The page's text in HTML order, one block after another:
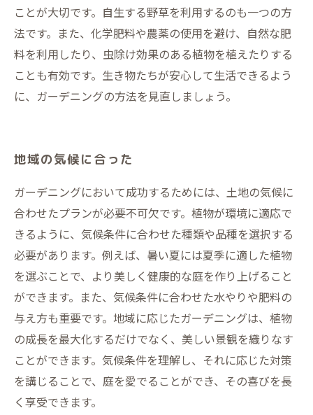
ことが大切です。自生する野草を利用するのも一つの方
法です。また、化学肥料や農薬の使用を避け、自然な肥
料を利用したり、虫除け効果のある植物を植えたりする
ことも有効です。生き物たちが安心して生活できるよう
に、ガーデニングの方法を見直しましょう。
地域の気候に合った
ガーデニングにおいて成功するためには、土地の気候に
合わせたプランが必要不可欠です。植物が環境に適応で
きるように、気候条件に合わせた種類や品種を選択する
必要があります。例えば、暑い夏には夏季に適した植物
を選ぶことで、より美しく健康的な庭を作り上げること
ができます。また、気候条件に合わせた水やりや肥料の
与え方も重要です。地域に応じたガーデニングは、植物
の成長を最大化するだけでなく、美しい景観を織りなす
ことができます。気候条件を理解し、それに応じた対策
を講じることで、庭を愛でることができ、その喜びを長
く享受できます。